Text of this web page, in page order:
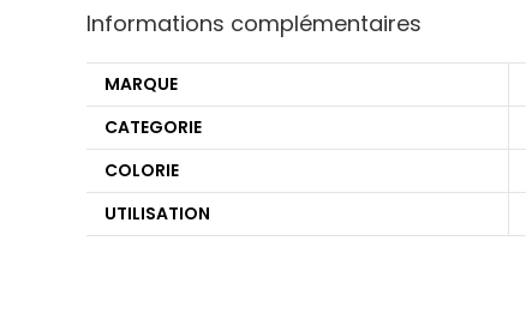
Informations complémentaires
MARQUE
CATEGORIE
COLORIE
UTILISATION